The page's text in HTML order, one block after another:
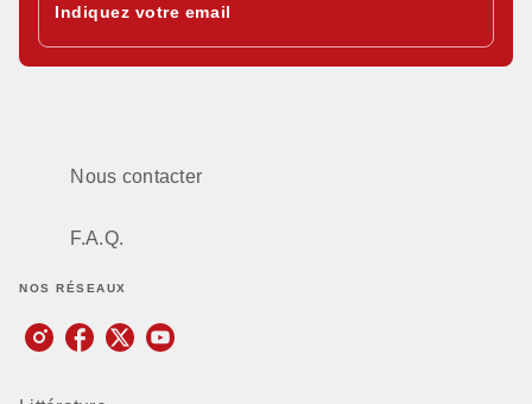
Indiquez votre email
Nous contacter
F.A.Q.
NOS RÉSEAUX